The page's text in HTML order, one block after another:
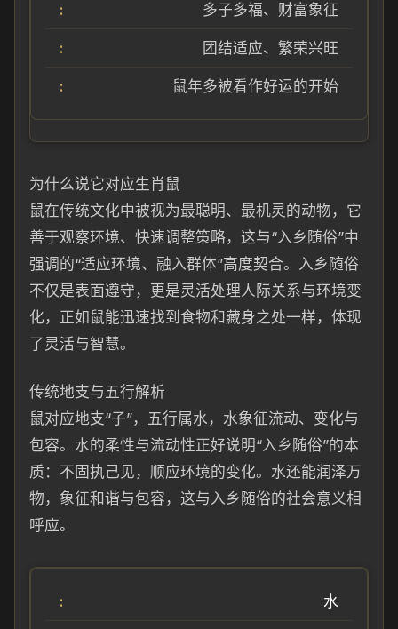
多子多福、财富象征
团结适应、繁荣兴旺
鼠年多被看作好运的开始
为什么说它对应生肖鼠
鼠在传统文化中被视为最聪明、最机灵的动物，它
善于观察环境、快速调整策略，这与“入乡随俗”中
强调的“适应环境、融入群体”高度契合。入乡随俗
不仅是表面遵守，更是灵活处理人际关系与环境变
化，正如鼠能迅速找到食物和藏身之处一样，体现
了灵活与智慧。
传统地支与五行解析
鼠对应地支“子”，五行属水，水象征流动、变化与
包容。水的柔性与流动性正好说明“入乡随俗”的本
质：不固执己见，顺应环境的变化。水还能润泽万
物，象征和谐与包容，这与入乡随俗的社会意义相
呼应。
水